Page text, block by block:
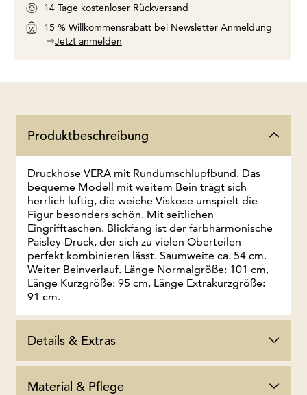
14 Tage kostenloser Rückversand
15 % Willkommensrabatt bei Newsletter Anmeldung
Jetzt anmelden
Produktbeschreibung
Druckhose VERA mit Rundumschlupfbund. Das
bequeme Modell mit weitem Bein trägt sich
herrlich luftig, die weiche Viskose umspielt die
Figur besonders schön. Mit seitlichen
Eingrifftaschen. Blickfang ist der farbharmonische
Paisley-Druck, der sich zu vielen Oberteilen
perfekt kombinieren lässt. Saumweite ca. 54 cm.
Weiter Beinverlauf. Länge Normalgröße: 101 cm,
Länge Kurzgröße: 95 cm, Länge Extrakurzgröße:
91 cm.
Details & Extras
Material & Pflege